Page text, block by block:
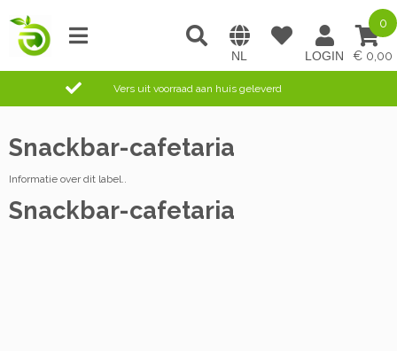
0,00
0
Vers uit voorraad aan huis geleverd
Snackbar-cafetaria
Informatie over dit label..
Snackbar-cafetaria